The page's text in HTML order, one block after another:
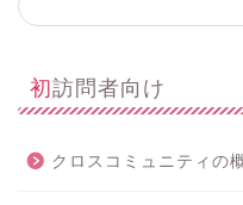
初訪問者向け
クロスコミュニティの